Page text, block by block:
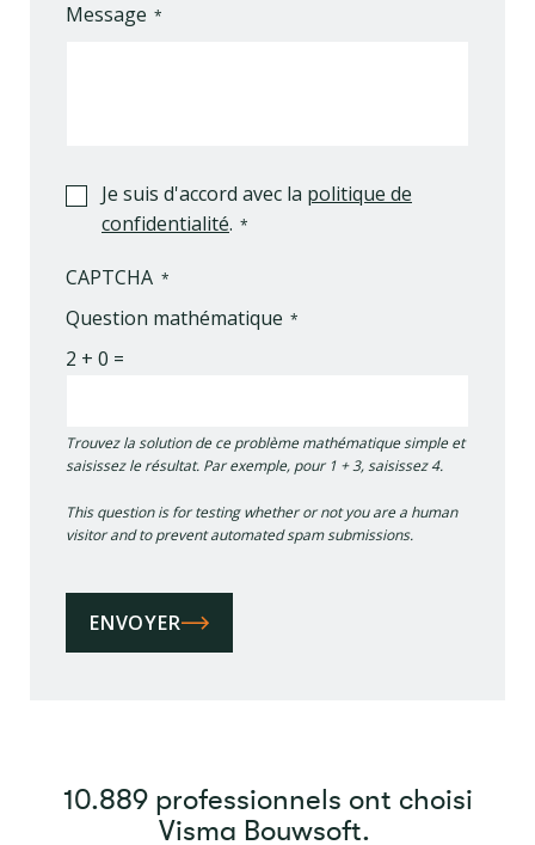
Message
Je suis d'accord avec la politique de
confidentialité.
CAPTCHA
Question mathématique
2 + 0 =
Trouvez la solution de ce problème mathématique simple et
saisissez le résultat. Par exemple, pour 1 + 3, saisissez 4.
This question is for testing whether or not you are a human
visitor and to prevent automated spam submissions.
ENVOYER
10.889 professionnels ont choisi
Visma Bouwsoft.